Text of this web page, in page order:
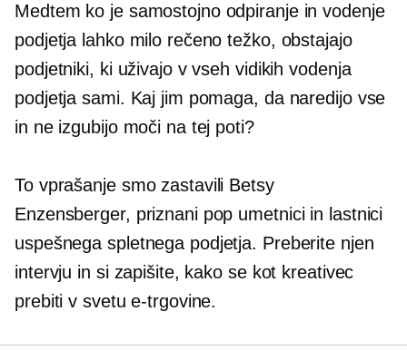
Medtem ko je samostojno odpiranje in vodenje
podjetja lahko milo rečeno težko, obstajajo
podjetniki, ki uživajo v vseh vidikih vodenja
podjetja sami. Kaj jim pomaga, da naredijo vse
in ne izgubijo moči na tej poti?
To vprašanje smo zastavili Betsy
Enzensberger, priznani pop umetnici in lastnici
uspešnega spletnega podjetja. Preberite njen
intervju in si zapišite, kako se kot kreativec
prebiti v svetu e-trgovine.